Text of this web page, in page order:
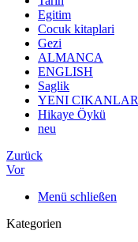
Egitim
Cocuk kitaplari
Gezi
ALMANCA
ENGLISH
Saglik
YENI CIKANLAR
Hikaye Öykü
neu
Zurück
Vor
Menü schließen
Kategorien